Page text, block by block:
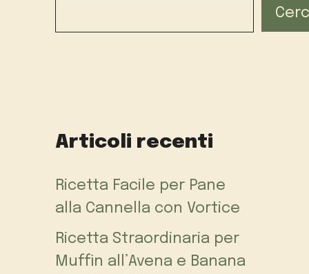
Articoli recenti
Ricetta Facile per Pane
alla Cannella con Vortice
Ricetta Straordinaria per
Muffin all’Avena e Banana